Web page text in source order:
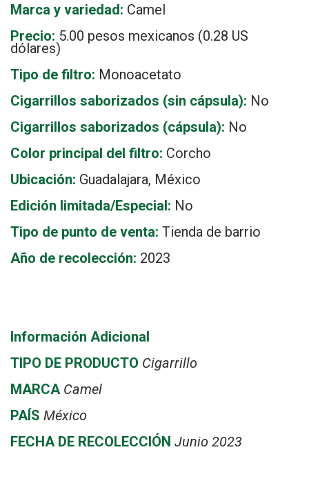
Marca y variedad: Camel
Precio: 5.00 pesos mexicanos (0.28 US
dólares)
Tipo de filtro: Monoacetato
Cigarrillos saborizados (sin cápsula): No
Cigarrillos saborizados (cápsula): No
Color principal del filtro: Corcho
Ubicación: Guadalajara, México
Edición limitada/Especial: No
Tipo de punto de venta: Tienda de barrio
Año de recolección: 2023
Información Adicional
TIPO DE PRODUCTO Cigarrillo
MARCA Camel
PAÍS México
FECHA DE RECOLECCIÓN Junio 2023